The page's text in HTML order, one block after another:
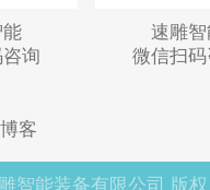
询
速雕
微信扫
客
智能装备有限公司 版